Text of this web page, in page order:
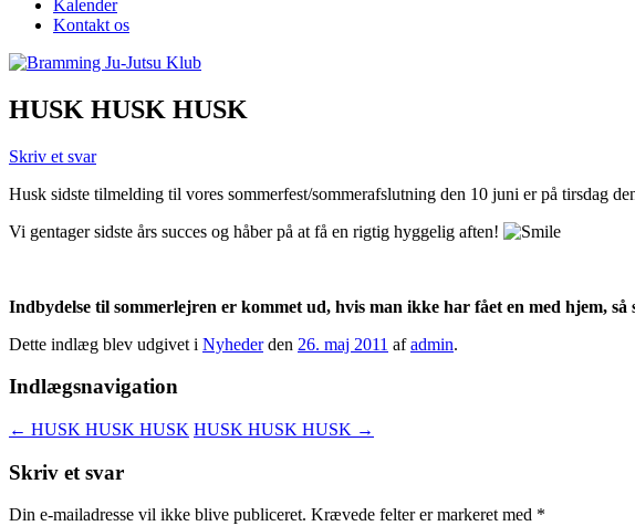
Kalender
Kontakt os
HUSK HUSK HUSK
Skriv et svar
Husk sidste tilmelding til vores sommerfest/sommerafslutning den 10 juni er på tirsdag
Vi gentager sidste års succes og håber på at få en rigtig hyggelig aften!
Indbydelse til sommerlejren er kommet ud, hvis man ikke har fået en med hjem,
Dette indlæg blev udgivet i Nyhederden 26. maj 2011 afadmin.
Indlægsnavigation
← HUSK HUSK HUSK HUSK HUSK HUSK →
Skriv et svar
Din e-mailadresse vil ikke blive publiceret. Krævede felter er markeret med *